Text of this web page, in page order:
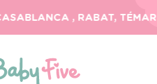
, RABAT,